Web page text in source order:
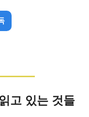
고 있는 것들